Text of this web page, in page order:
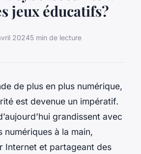
jeux éducatifs?
20245 min de lecture
de plus en plus numérique,
est devenue un impératif.
grandissent avec
numériques à la main,
Internet et partageant des